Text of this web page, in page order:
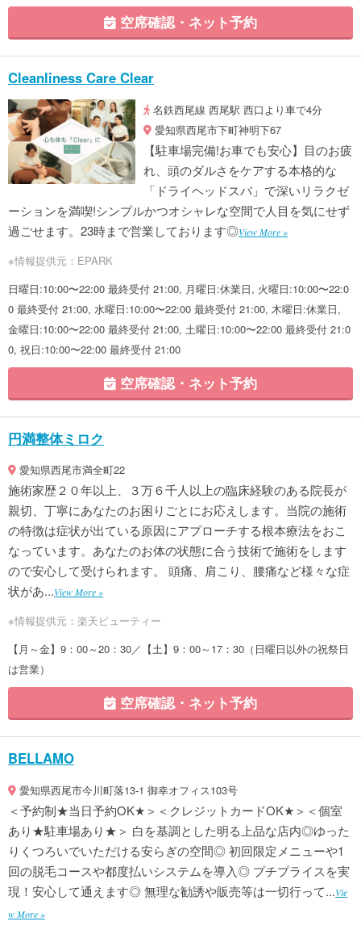
空席確認・ネット予約
Cleanliness Care Clear
名鉄西尾線 西尾駅 西口より車で4分
愛知県西尾市下町神明下67
【駐車場完備!お車でも安心】目のお疲
れ、頭のダルさをケアする本格的な
「ドライヘッドスパ」で深いリラクゼ
ーションを満喫!シンプルかつオシャレな空間で人目を気にせず
過ごせます。23時まで営業しております◎View More »
※情報提供元：EPARK
日曜日:10:00〜22:00 最終受付 21:00, 月曜日:休業日, 火曜日:10:00〜22:0
0 最終受付 21:00, 水曜日:10:00〜22:00 最終受付 21:00, 木曜日:休業日,
金曜日:10:00〜22:00 最終受付 21:00, 土曜日:10:00〜22:00 最終受付 21:0
0, 祝日:10:00〜22:00 最終受付 21:00
空席確認・ネット予約
円満整体ミロク
愛知県西尾市満全町22
施術家歴２０年以上、３万６千人以上の臨床経験のある院長が
親切、丁寧にあなたのお困りごとにお応えします。当院の施術
の特徴は症状が出ている原因にアプローチする根本療法をおこ
なっています。あなたのお体の状態に合う技術で施術をします
ので安心して受けられます。 頭痛、肩こり、腰痛など様々な症
状があ...View More »
※情報提供元：楽天ビューティー
【月～金】9：00～20：30／【土】9：00～17：30（日曜日以外の祝祭日
は営業）
空席確認・ネット予約
BELLAMO
愛知県西尾市今川町落13-1 御幸オフィス103号
＜予約制★当日予約OK★＞＜クレジットカードOK★＞＜個室
あり★駐車場あり★＞ 白を基調とした明る上品な店内◎ゆった
りくつろいでいただける安らぎの空間◎ 初回限定メニューや1
回の脱毛コースや都度払いシステムを導入◎ プチプライスを実
現！安心して通えます◎ 無理な勧誘や販売等は一切行って...Vie
w More »